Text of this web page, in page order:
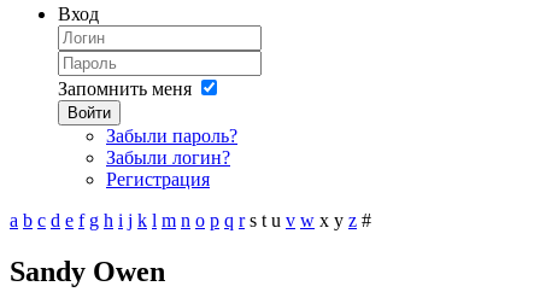
Вход
Запомнить меня
Войти
Забыли пароль?
Забыли логин?
Регистрация
a b c d e f g h i j k l m n o p q r s t u v w x y z #
Sandy Owen